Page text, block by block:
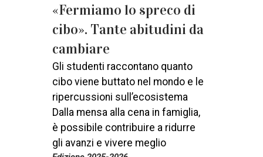
«Fermiamo lo spreco di
cibo». Tante abitudini da
cambiare
Gli studenti raccontano quanto
cibo viene buttato nel mondo e le
ripercussioni sull’ecosistema
Dalla mensa alla cena in famiglia,
è possibile contribuire a ridurre
gli avanzi e vivere meglio